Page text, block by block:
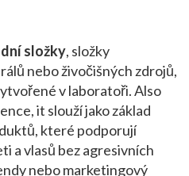
složky, složky
nebo živočišných zdrojů,
v laboratoři. Also
, it slouží jako základ
které podporují
a vlasů bez agresivních
nebo marketingový